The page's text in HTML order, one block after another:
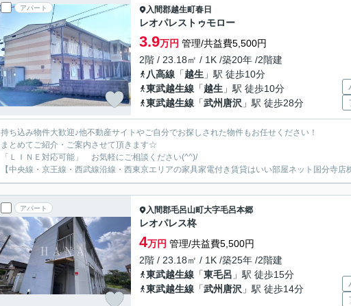
アパート 入間郡越生町春日
レオパレストゥモロー
3.9万円 管理/共益費5,500円
2階 / 23.18㎡ / 1K /築20年 /2階建
八高線 「越生 」駅 徒歩10分
東武越生線 「越生 」駅 徒歩10分
東武越生線 「武州唐沢 」駅 徒歩28分
持ち込み物件大歓迎♪他不動産サイトやご自分でお探しされた物件もお任せください！
まとめてご紹介・ご案内させて頂きます☆
「ＬＩＮＥ対応可能」 お気軽にご相談ください(^^)/
【中央線・京王線・西武線沿線・西東京エリアの家具家電付き賃貸はいい部屋ネット国分寺店
アパート 入間郡毛呂山町大字毛呂本郷
レオパレス柊
4万円 管理/共益費5,500円
2階 / 23.18㎡ / 1K /築25年 /2階建
東武越生線 「東毛呂 」駅 徒歩15分
東武越生線 「武州唐沢 」駅 徒歩14分